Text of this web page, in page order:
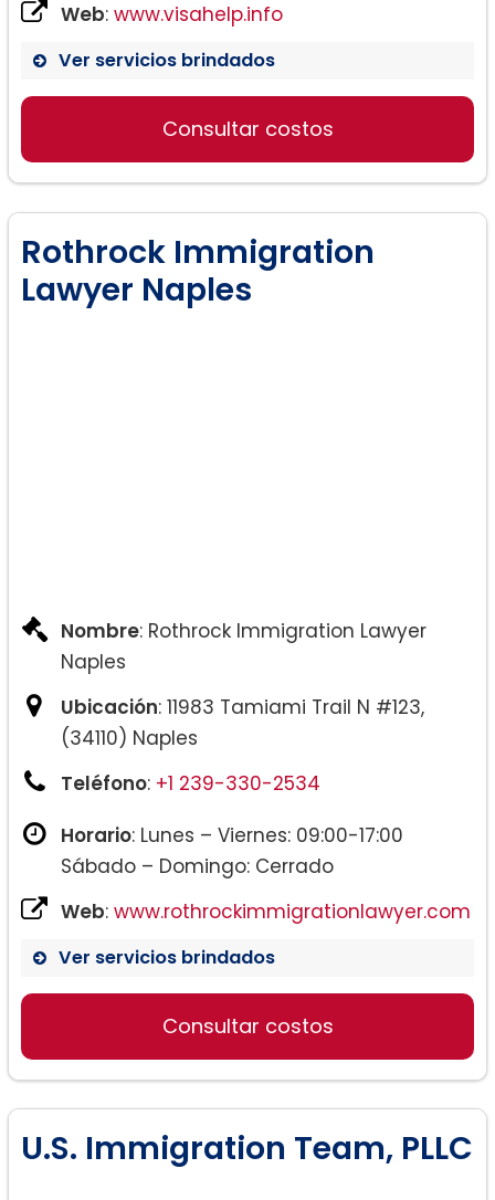
Web: www.visahelp.info
Ver servicios brindados
Consultar costos
Rothrock Immigration
Lawyer Naples
Nombre: Rothrock Immigration Lawyer
Naples
Ubicación: 11983 Tamiami Trail N #123,
(34110) Naples
Teléfono: +1 239-330-2534
Horario: Lunes – Viernes: 09:00-17:00
Sábado – Domingo: Cerrado
Web: www.rothrockimmigrationlawyer.com
Ver servicios brindados
Consultar costos
U.S. Immigration Team, PLLC